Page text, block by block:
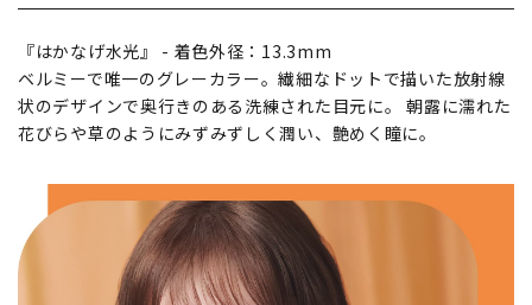
『はかなげ水光』 - 着色外径：13.3mm
ベルミーで唯一のグレーカラー。繊細なドットで描いた放射線
状のデザインで奥行きのある洗練された目元に。 朝露に濡れた
花びらや草のようにみずみずしく潤い、艶めく瞳に。